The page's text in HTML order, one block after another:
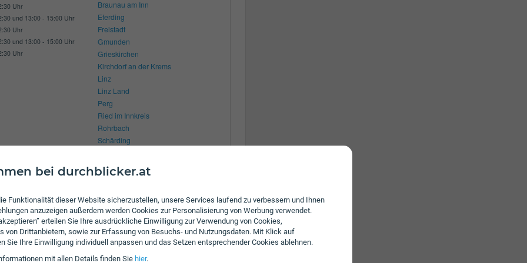
bei durchblicker.at
Funktionalität dieser Website sicherzustellen, unsere Services laufend zu verbessern und Ihnen
anzuzeigen außerdem werden Cookies zur Personalisierung von Werbung verwendet.
erteilen Sie Ihre ausdrückliche Einwilligung zur Verwendung von Cookies,
von Drittanbietern, sowie zur Erfassung von Besuchs- und Nutzungsdaten. Mit Klick auf
Sie Ihre Einwilligung individuell anpassen und das Setzen entsprechender Cookies ablehnen.
mit allen Details finden Sie hier.
Uhr
und 13:00 - 15:00 Uhr
Uhr
und 13:00 - 15:00 Uhr
Uhr
Braunau am Inn
Eferding
Freistadt
Gmunden
Grieskirchen
Kirchdorf an der Krems
Linz
Linz Land
Perg
Ried im Innkreis
Rohrbach
Schärding
Steyr
Urfahr Umgebung
Wels
Wels Land